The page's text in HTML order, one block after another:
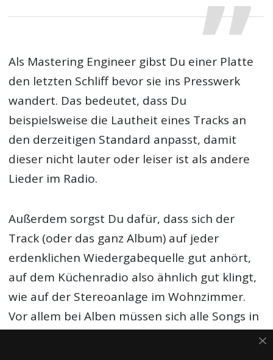
Als Mastering Engineer gibst Du einer Platte
den letzten Schliff bevor sie ins Presswerk
wandert. Das bedeutet, dass Du
beispielsweise die Lautheit eines Tracks an
den derzeitigen Standard anpasst, damit
dieser nicht lauter oder leiser ist als andere
Lieder im Radio.
Außerdem sorgst Du dafür, dass sich der
Track (oder das ganz Album) auf jeder
erdenklichen Wiedergabequelle gut anhört,
auf dem Küchenradio also ähnlich gut klingt,
wie auf der Stereoanlage im Wohnzimmer.
Vor allem bei Alben müssen sich alle Songs in